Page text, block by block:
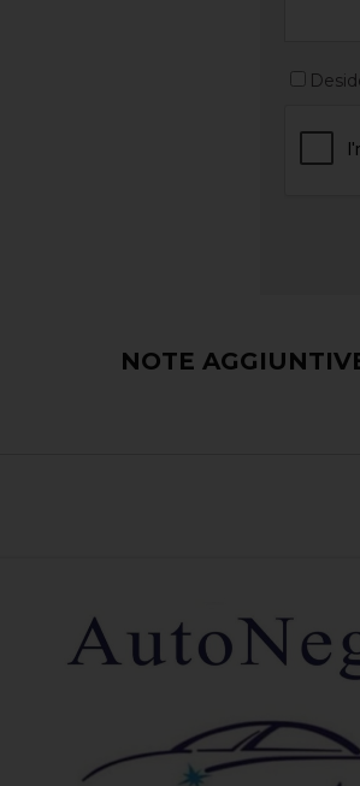
NOTE